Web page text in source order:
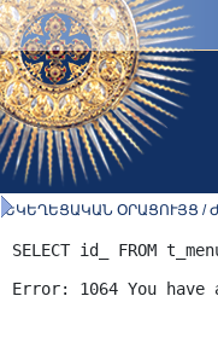
ԵԿԵՂԵՑԱԿԱՆ ՕՐԱՑՈՒՅՑ /
SELECT id_ FROM